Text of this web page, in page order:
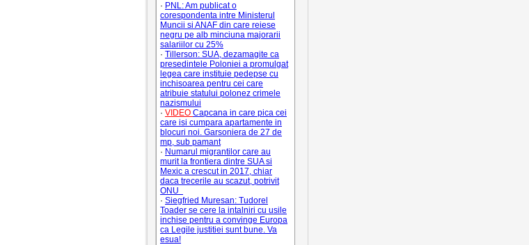
· PNL: Am publicat o
corespondenta intre Ministerul
Muncii si ANAF din care reiese
negru pe alb minciuna majorarii
salariilor cu 25%
· Tillerson: SUA, dezamagite ca
presedintele Poloniei a promulgat
legea care instituie pedepse cu
inchisoarea pentru cei care
atribuie statului polonez crimele
nazismului
· VIDEO Capcana in care pica cei
care isi cumpara apartamente in
blocuri noi. Garsoniera de 27 de
mp, sub pamant
· Numarul migrantilor care au
murit la frontiera dintre SUA si
Mexic a crescut in 2017, chiar
daca trecerile au scazut, potrivit
ONU
· Siegfried Muresan: Tudorel
Toader se cere la intalniri cu usile
inchise pentru a convinge Europa
ca Legile justitiei sunt bune. Va
esua!